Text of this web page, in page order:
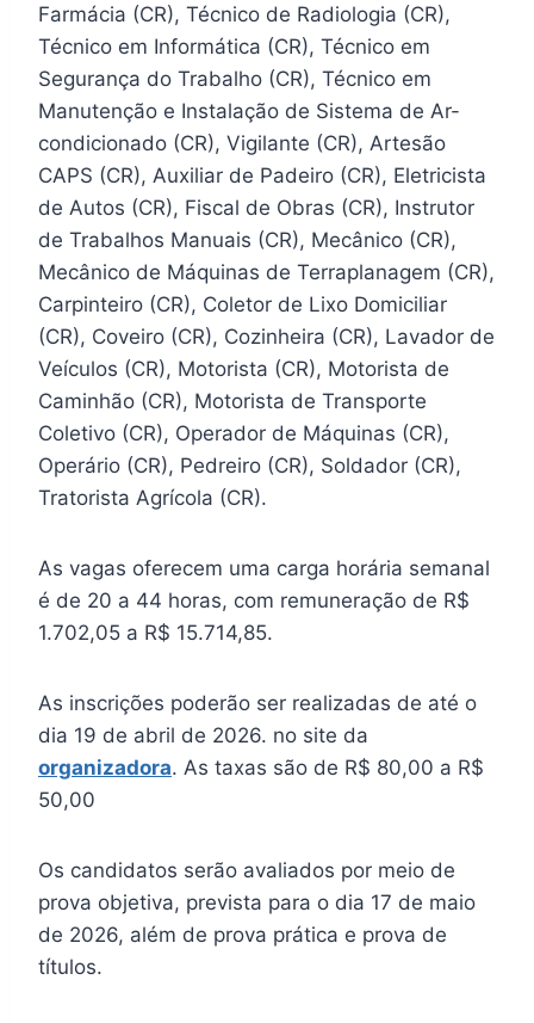
Farmácia (CR), Técnico de Radiologia (CR),
Técnico em Informática (CR), Técnico em
Segurança do Trabalho (CR), Técnico em
Manutenção e Instalação de Sistema de Ar-
condicionado (CR), Vigilante (CR), Artesão
CAPS (CR), Auxiliar de Padeiro (CR), Eletricista
de Autos (CR), Fiscal de Obras (CR), Instrutor
de Trabalhos Manuais (CR), Mecânico (CR),
Mecânico de Máquinas de Terraplanagem (CR),
Carpinteiro (CR), Coletor de Lixo Domiciliar
(CR), Coveiro (CR), Cozinheira (CR), Lavador de
Veículos (CR), Motorista (CR), Motorista de
Caminhão (CR), Motorista de Transporte
Coletivo (CR), Operador de Máquinas (CR),
Operário (CR), Pedreiro (CR), Soldador (CR),
Tratorista Agrícola (CR).
As vagas oferecem uma carga horária semanal
é de 20 a 44 horas, com remuneração de R$
1.702,05 a R$ 15.714,85.
As inscrições poderão ser realizadas de até o
dia 19 de abril de 2026. no site da
organizadora. As taxas são de R$ 80,00 a R$
50,00
Os candidatos serão avaliados por meio de
prova objetiva, prevista para o dia 17 de maio
de 2026, além de prova prática e prova de
títulos.